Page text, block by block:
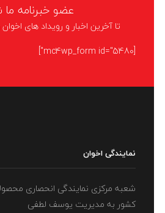
امروزه استفاده از ادویه برای طعم دهی به غذا
چاشنی طعم و عطر بی‌نظیری به غذا می‌دهد و
عضو خبرنامه
تا آخرین اخبار و رویداد های
[mc4wp_form id="5480"]
نمایندگی اخوان
شعبه مرکزی نمایندگی انحصاری
کشور به مدیریت یوسف لطفی